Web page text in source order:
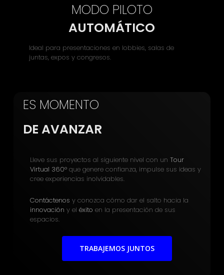
MODO PILOTO
AUTOMÁTICO
Ideal para presentaciones en lobbies, salas de
juntas, expos y congresos.
ES MOMENTO
DE AVANZAR
Lleve sus proyectos al siguiente nivel con un Tour
Virtual 360°que genere confianza, impulse sus ideas y
cree experiencias inolvidables.
Contáctenos y conozca cómo dar el salto hacia la
innovación y el éxito en la presentación de sus
espacios.
TRABAJEMOS JUNTOS